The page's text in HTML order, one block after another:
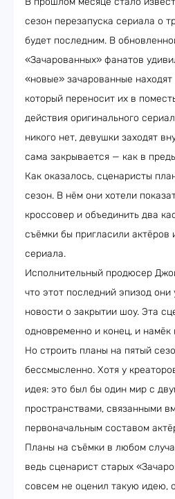
сезон перезапуска сериала о
будет последним. В
«Зачарованных» фанатов
«новые» зачарованные находят
который переносит их в
действия оригинального
никого нет, девушки заходят
сама закрывается — как в
Как оказалось, сценаристы
сезон. В нём они хотели
кроссовер и объединить два
съёмки бы пригласили актёров
сериала.
Исполнительный продюсер
что этот последний эпизод
новости о закрытии шоу. Эта
одновременно и конец, и намёк
Но строить планы на пятый
бессмысленно. Хотя у
идея: это был бы один мир с
пространствами, связанными
первоначальным составом
Планы на съёмки в любом
ведь сценарист старых
совсем не оценил такую идею,